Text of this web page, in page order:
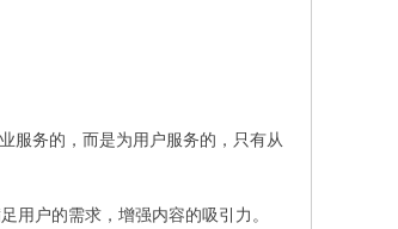
务的，而是为用户服务的，只有从
用户的需求，增强内容的吸引力。